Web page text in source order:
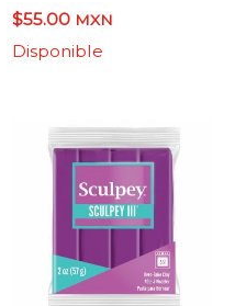
$55.00 MXN
Disponible